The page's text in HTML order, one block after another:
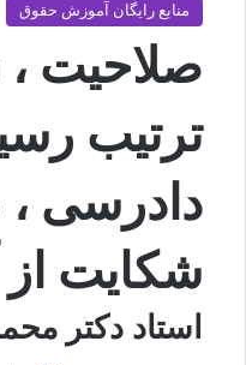
منابع رایگان آموزش حقوق
صلاحیت
ترتیب
دادرسی
شکایت از
استاد دکتر